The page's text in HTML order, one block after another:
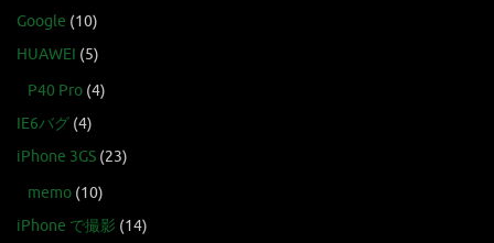
Google (10)
HUAWEI (5)
P40 Pro (4)
IE6バグ (4)
iPhone 3GS (23)
memo (10)
iPhone で撮影 (14)